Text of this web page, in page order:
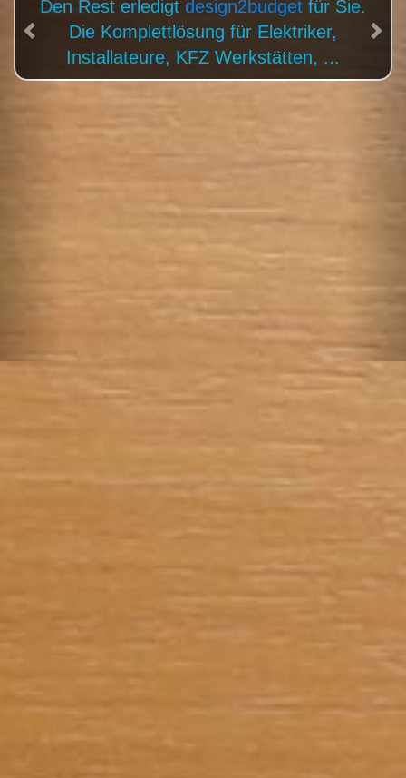
Den Rest erledigt design2budget für Sie.
Die Komplettlösung für Gärtner, Floristen,
Tischler, Künstler, ...